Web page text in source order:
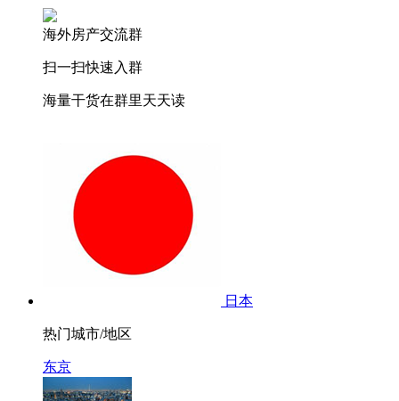
海外房产交流群
扫一扫快速入群
海量干货在群里天天读
日本
热门城市/地区
东京